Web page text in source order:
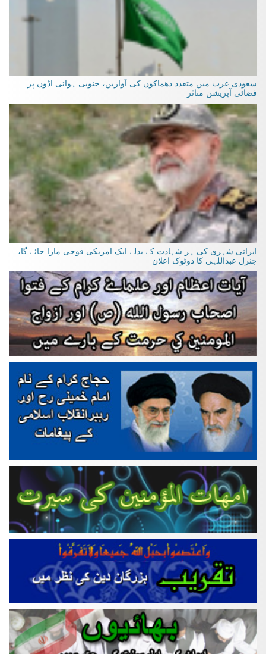
سعودی عرب میں متعدد دھماکوں کی آوازیں، جنوبی ہوائی اڈوں پر
فضائی آپریشن متاثر
ایرانی شہری کی ہر شہادت کے بدلے ایک امریکی فوجی مارا جائے گا،
جنرل عبداللہی کا دوٹوک اعلان